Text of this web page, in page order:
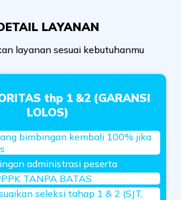
LAYANAN
layanan sesuai kebutuhanmu
thp 1 &2 (GARANSI
LOLOS)
bimbingan kembali 100% jika
administrasi peserta
TANPA BATAS
seleksi tahap 1 & 2 (SJT,